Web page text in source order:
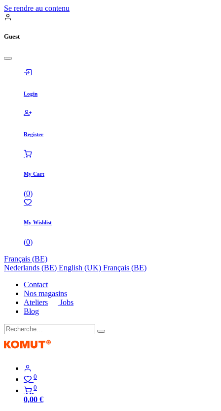
Se rendre au contenu
Guest
Login
Register
My Cart
(0)
My Wishlist
(0)
Français (BE)
Nederlands (BE) English (UK) Français (BE)
Contact
Nos magasins
Ateliers
Jobs
Blog
0
0
0,00 €